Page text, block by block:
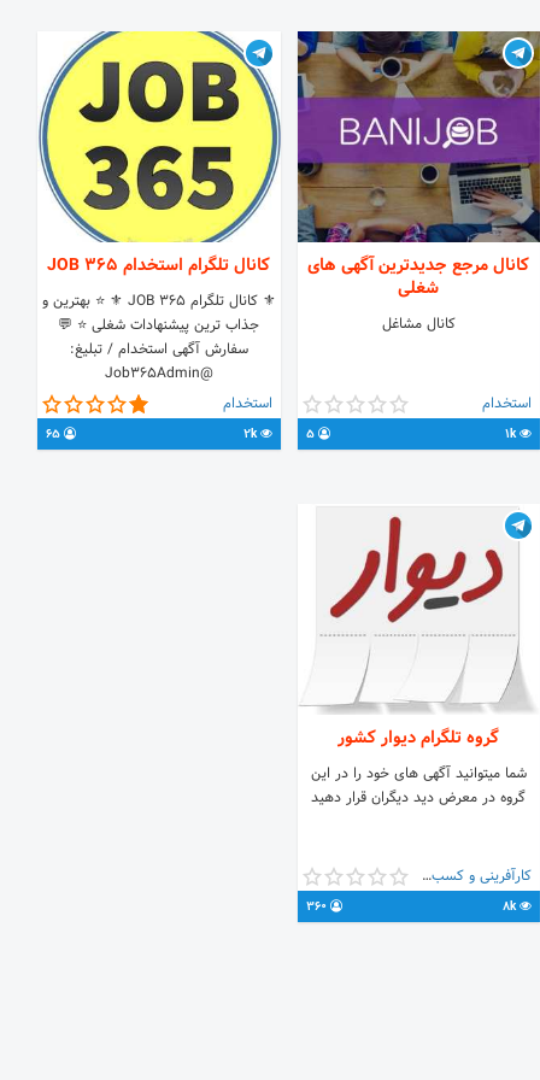
کانال مرجع جدیدترین آگهی های
شغلی
کانال مشاغل
استخدام
1k
5
کانال تلگرام استخدام JOB 365
⚜ کانال تلگرام JOB 365 ⚜ ⭐️ بهترین و
جذاب ترین پیشنهادات شغلی ⭐️ 💬
سفارش آگهی استخدام / تبلیغ:
@Job365Admin
استخدام
2k
65
گروه تلگرام دیوار کشور
شما میتوانید آگهی های خود را در این
گروه در معرض دید دیگران قرار دهید
کارآفرینی و کسب و کار
8k
360